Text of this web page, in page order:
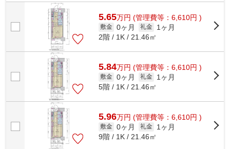
内ごみ置き場などが揃っており、とても...
5.65万円 (管理費等：6,610円 )
敷金 0ヶ月 礼金
1ヶ月
2階 / 1K / 21.46㎡
5.84万円 (管理費等：6,610円 )
敷金 0ヶ月 礼金
1ヶ月
5階 / 1K / 21.46㎡
5.96万円 (管理費等：6,610円 )
敷金 0ヶ月 礼金
1ヶ月
9階 / 1K / 21.46㎡